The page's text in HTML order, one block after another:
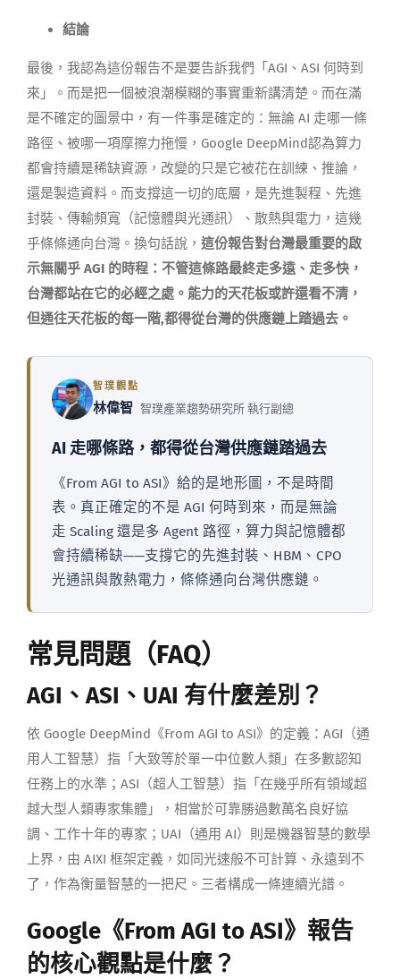
結論
最後，我認為這份報告不是要告訴我們「AGI、ASI 何時到
來」。而是把一個被浪潮模糊的事實重新講清楚。而在滿
是不確定的圖景中，有一件事是確定的：無論 AI 走哪一條
路徑、被哪一項摩擦力拖慢，Google DeepMind認為算力
都會持續是稀缺資源，改變的只是它被花在訓練、推論，
還是製造資料。而支撐這一切的底層，是先進製程、先進
封裝、傳輸頻寬（記憶體與光通訊）、散熱與電力，這幾
乎條條通向台灣。換句話說， 這份報告對台灣最重要的啟
示無關乎 AGI 的時程：不管這條路最終走多遠、走多快，
台灣都站在它的必經之處。能力的天花板或許還看不清，
但通往天花板的每一階,都得從台灣的供應鏈上踏過去。
智璞觀點
林偉智 智璞產業趨勢研究所 執行副總
AI 走哪條路，都得從台灣供應鏈踏過去
《From AGI to ASI》給的是地形圖，不是時間
表。真正確定的不是 AGI 何時到來，而是無論
走 Scaling 還是多 Agent 路徑，算力與記憶體都
會持續稀缺——支撐它的先進封裝、HBM、CPO
光通訊與散熱電力，條條通向台灣供應鏈。
常見問題（FAQ）
AGI、ASI、UAI 有什麼差別？
依 Google DeepMind《From AGI to ASI》的定義：AGI（通
用人工智慧）指「大致等於單一中位數人類」在多數認知
任務上的水準；ASI（超人工智慧）指「在幾乎所有領域超
越大型人類專家集體」，相當於可靠勝過數萬名良好協
調、工作十年的專家；UAI（通用 AI）則是機器智慧的數學
上界，由 AIXI 框架定義，如同光速般不可計算、永遠到不
了，作為衡量智慧的一把尺。三者構成一條連續光譜。
Google《From AGI to ASI》報告
的核心觀點是什麼？